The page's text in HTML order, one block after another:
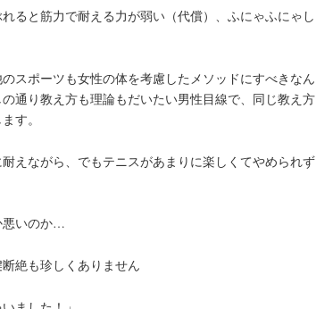
ると筋力で耐える力が弱い（代償）、ふにゃふにゃし
スポーツも女性の体を考慮したメソッドにすべきなん
通り教え方も理論もだいたい男性目線で、同じ教え方
す。
えながら、でもテニスがあまりに楽しくてやめられず
悪いのか…
絶も珍しくありません